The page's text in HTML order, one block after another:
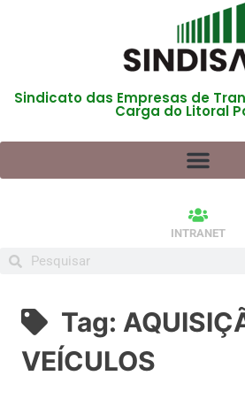
Sindicato das Empresas de
Carga do Litoral
INTRANET
Tag:
VEÍCULOS